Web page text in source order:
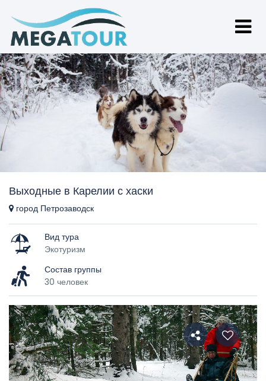
Выходные в Карелии с хаски
город Петрозаводск
Вид тура
Экотуризм
Состав группы
30 человек